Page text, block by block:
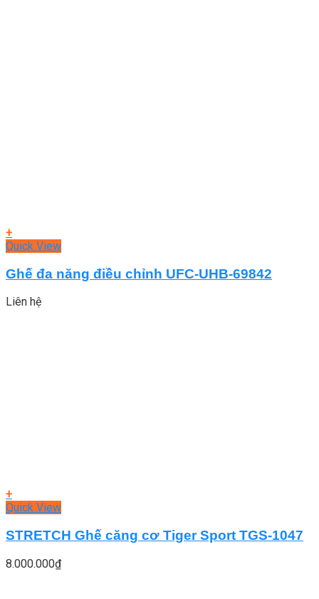
+
Quick View
Ghế đa năng điều chỉnh UFC-UHB-69842
Liên hệ
+
Quick View
STRETCH Ghế căng cơ Tiger Sport TGS-1047
8.000.000₫